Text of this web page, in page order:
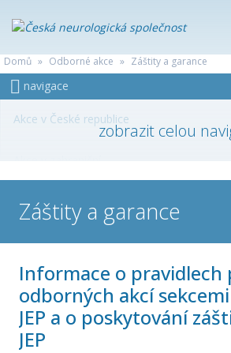
Domů » Odborné akce » Záštity a garance
navigace
Akce v České republice
Odborné akce
Sjezdy a akce ČNS
Akce sekcí ČNS
Zahraniční akce/sjezdy
Záštity a garance
Informace o pravidlech
odborných akcí sekcemi
JEP a o poskytování
JEP